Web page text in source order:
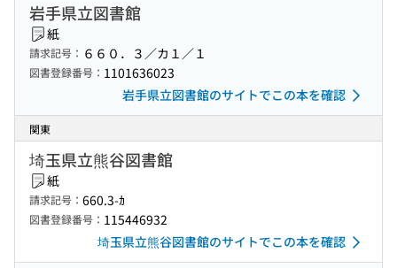
岩手県立図書館
紙
請求記号： ６６０．３／カ１／１
図書登録番号： 1101636023
岩手県立図書館のサイトでこの本を確認
関東
埼玉県立熊谷図書館
紙
請求記号： 660.3-ｶ
図書登録番号： 115446932
埼玉県立熊谷図書館のサイトでこの本を確認